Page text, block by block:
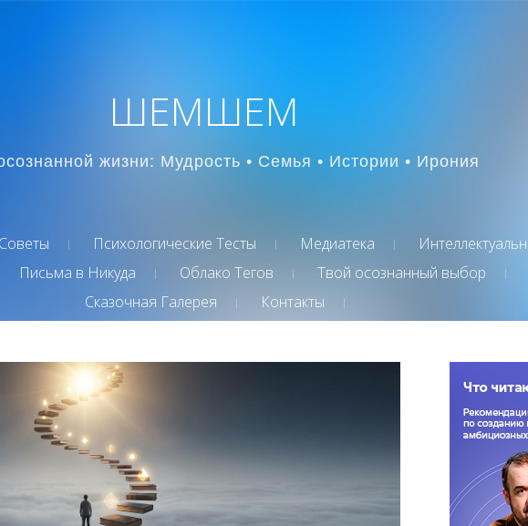
ШЕМШЕМ
жизни: Мудрость • Семья • Истории • Ирония
Психологические Тесты Медиатека
Письма в Никуда Облако Тегов Твой осознанный выбор
Сказочная Галерея
Контакты